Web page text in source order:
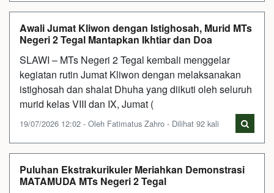
Awali Jumat Kliwon dengan Istighosah, Murid MTs
Negeri 2 Tegal Mantapkan Ikhtiar dan Doa
SLAWI – MTs Negeri 2 Tegal kembali menggelar
kegiatan rutin Jumat Kliwon dengan melaksanakan
istighosah dan shalat Dhuha yang diikuti oleh seluruh
murid kelas VIII dan IX, Jumat (
19/07/2026 12:02 - Oleh Fatimatus Zahro - Dilihat 92 kali
Puluhan Ekstrakurikuler Meriahkan Demonstrasi
MATAMUDA MTs Negeri 2 Tegal